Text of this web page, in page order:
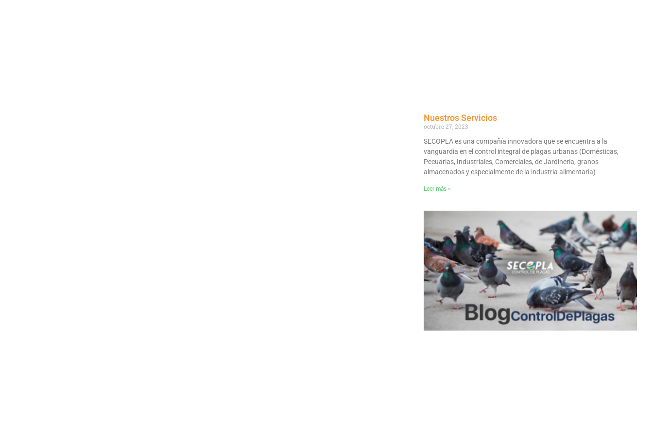
Nuestros Servicios
octubre 27, 2023
SECOPLA es una compañía innovadora que se encuentra a la
vanguardia en el control integral de plagas urbanas (Domésticas,
Pecuarias, Industriales, Comerciales, de Jardinería, granos
almacenados y especialmente de la industria alimentaria)
Leer más »